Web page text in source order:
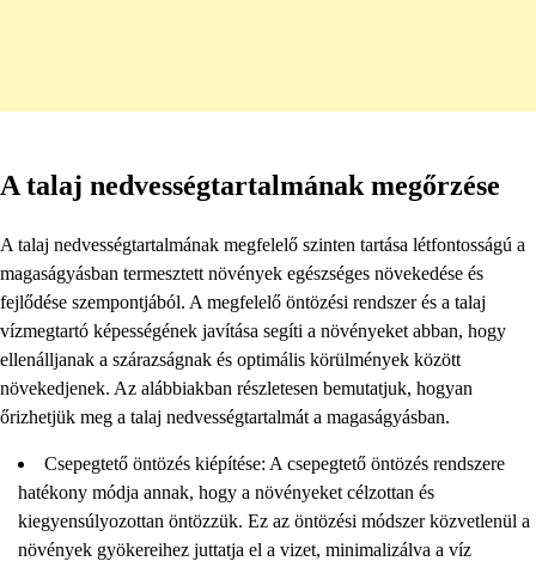
A talaj nedvességtartalmának megőrzése
A talaj nedvességtartalmának megfelelő szinten tartása létfontosságú a
magaságyásban termesztett növények egészséges növekedése és
fejlődése szempontjából. A megfelelő öntözési rendszer és a talaj
vízmegtartó képességének javítása segíti a növényeket abban, hogy
ellenálljanak a szárazságnak és optimális körülmények között
növekedjenek. Az alábbiakban részletesen bemutatjuk, hogyan
őrizhetjük meg a talaj nedvességtartalmát a magaságyásban.
Csepegtető öntözés kiépítése: A csepegtető öntözés rendszere
hatékony módja annak, hogy a növényeket célzottan és
kiegyensúlyozottan öntözzük. Ez az öntözési módszer közvetlenül a
növények gyökereihez juttatja el a vizet, minimalizálva a víz